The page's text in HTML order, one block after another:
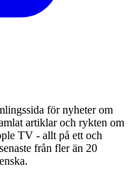
för nyheter om
artiklar och rykten om
TV - allt på ett och
från fler än 20